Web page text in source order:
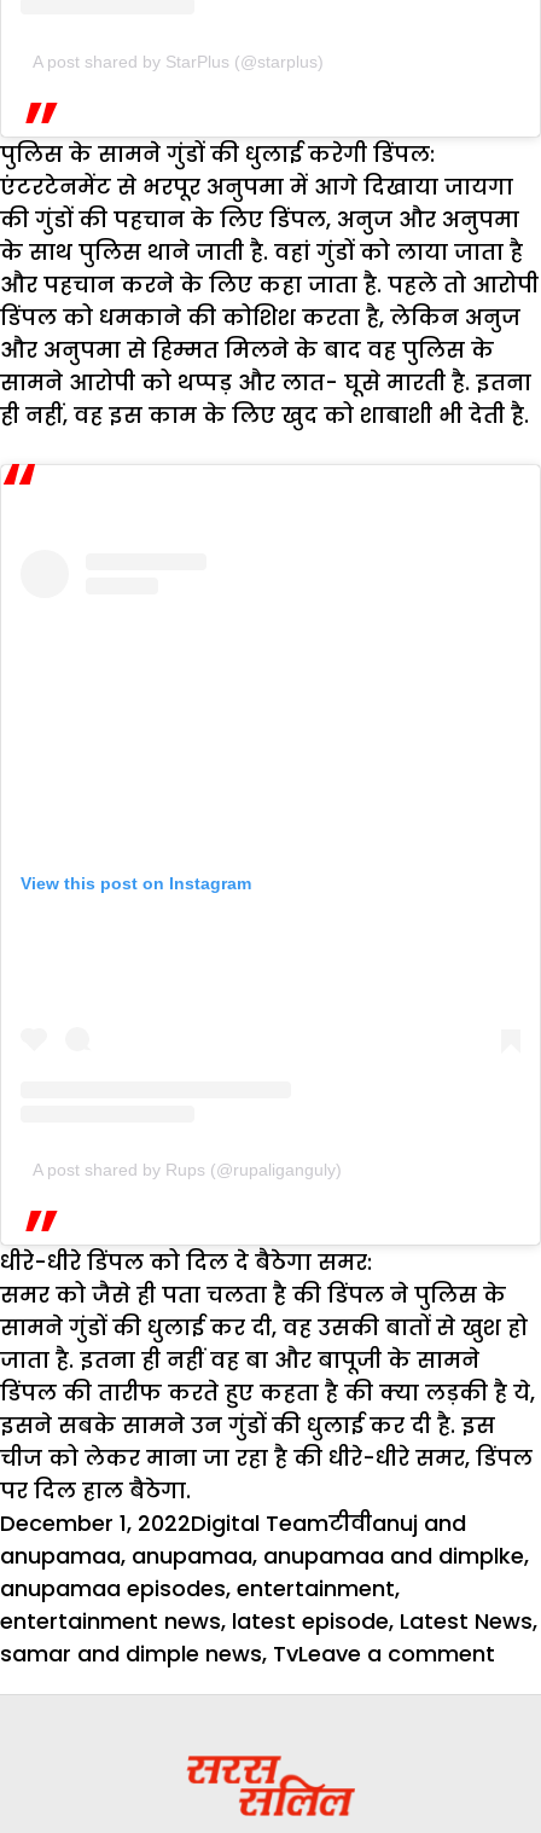
A post shared by StarPlus (@starplus)
पुलिस के सामने गुंडों की धुलाई करेगी डिंपल:
एंटरटेनमेंट से भरपूर अनुपमा में आगे दिखाया जायगा
की गुंडों की पहचान के लिए डिंपल, अनुज और अनुपमा
के साथ पुलिस थाने जाती है. वहां गुंडों को लाया जाता है
और पहचान करने के लिए कहा जाता है. पहले तो आरोपी
डिंपल को धमकाने की कोशिश करता है, लेकिन अनुज
और अनुपमा से हिम्मत मिलने के बाद वह पुलिस के
सामने आरोपी को थप्पड़ और लात- घूसे मारती है. इतना
ही नहीं, वह इस काम के लिए खुद को शाबाशी भी देती है.
View this post on Instagram
A post shared by Rups (@rupaliganguly)
धीरे-धीरे डिंपल को दिल दे बैठेगा समर:
समर को जैसे ही पता चलता है की डिंपल ने पुलिस के
सामने गुंडों की धुलाई कर दी, वह उसकी बातों से खुश हो
जाता है. इतना ही नहीं वह बा और बापूजी के सामने
डिंपल की तारीफ करते हुए कहता है की क्या लड़की है ये,
इसने सबके सामने उन गुंडों की धुलाई कर दी है. इस
चीज को लेकर माना जा रहा है की धीरे-धीरे समर, डिंपल
पर दिल हाल बैठेगा.
Posted
on
December 1, 2022Author
Digital TeamCategories
टीवीTags
anuj and
anupamaa, anupamaa, anupamaa and dimplke,
anupamaa episodes, entertainment,
entertainment news, latest episode, Latest News,
samar and dimple news, TvLeave a comment